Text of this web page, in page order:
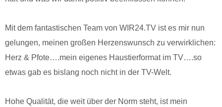
Mit dem fantastischen Team von WIR24.TV ist es mir nun
gelungen, meinen großen Herzenswunsch zu verwirklichen:
Herz & Pfote….mein eigenes Haustierformat im TV….so
etwas gab es bislang noch nicht in der TV-Welt.
Hohe Qualität, die weit über der Norm steht, ist mein